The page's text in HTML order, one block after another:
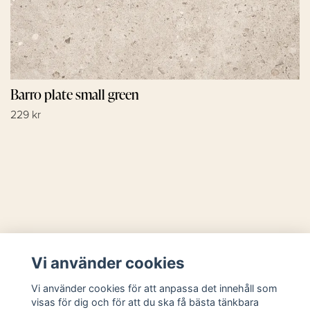
Barro plate small green
229 kr
Sociala medier
Vi använder cookies
Vi använder cookies för att anpassa det innehåll som
visas för dig och för att du ska få bästa tänkbara